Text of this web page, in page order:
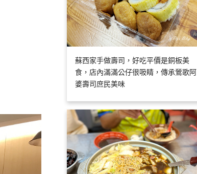
蘇西家手做壽司，好吃平價是銅板美
食，店內滿滿公仔很吸睛，傳承鶯歌阿
婆壽司庶民美味